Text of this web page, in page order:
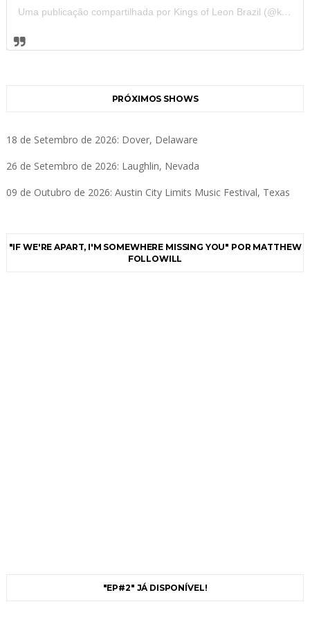
Uma publicação compartilhada por Kings of Leon Brazil (@kolbrazil)
PRÓXIMOS SHOWS
18 de Setembro de 2026: Dover, Delaware
26 de Setembro de 2026: Laughlin, Nevada
09 de Outubro de 2026: Austin City Limits Music Festival, Texas
"IF WE'RE APART, I'M SOMEWHERE MISSING YOU" POR MATTHEW
FOLLOWILL
"EP#2" JÁ DISPONÍVEL!